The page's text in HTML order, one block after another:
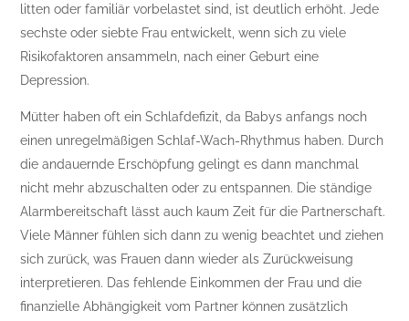
litten oder familiär vorbelastet sind, ist deutlich erhöht. Jede
sechste oder siebte Frau entwickelt, wenn sich zu viele
Risikofaktoren ansammeln, nach einer Geburt eine
Depression.
Mütter haben oft ein Schlafdefizit, da Babys anfangs noch
einen unregelmäßigen Schlaf-Wach-Rhythmus haben. Durch
die andauernde Erschöpfung gelingt es dann manchmal
nicht mehr abzuschalten oder zu entspannen. Die ständige
Alarmbereitschaft lässt auch kaum Zeit für die Partnerschaft.
Viele Männer fühlen sich dann zu wenig beachtet und ziehen
sich zurück, was Frauen dann wieder als Zurückweisung
interpretieren. Das fehlende Einkommen der Frau und die
finanzielle Abhängigkeit vom Partner können zusätzlich